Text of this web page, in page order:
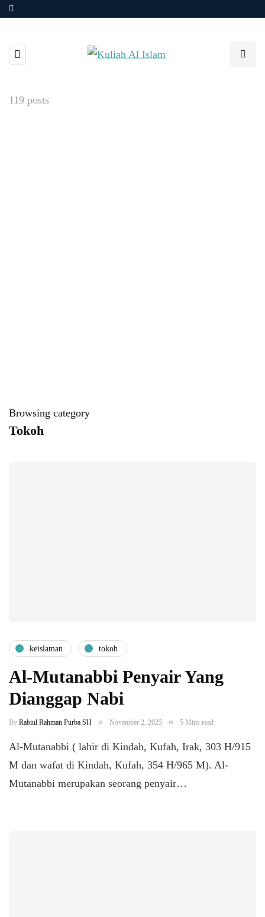
119 posts
Browsing category
Tokoh
keislaman tokoh
Al-Mutanabbi Penyair Yang
Dianggap Nabi
By Rabiul Rahman Purba SH November 2, 2025 5 Mins read
Al-Mutanabbi ( lahir di Kindah, Kufah, Irak, 303 H/915
M dan wafat di Kindah, Kufah, 354 H/965 M). Al-
Mutanabbi merupakan seorang penyair…